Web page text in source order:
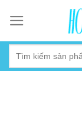
content